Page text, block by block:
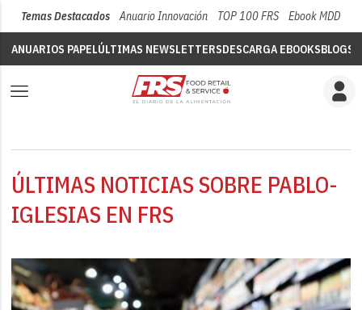
Temas Destacados Anuario Innovación TOP 100 FRS Ebook MDD
ANUARIOS PAPELÚLTIMAS NEWSLETTERSDESCARGA EBOOKSBLOGS
ÚLTIMAS NOTICIAS SOBRE PABLO-
IGLESIAS EN FRS